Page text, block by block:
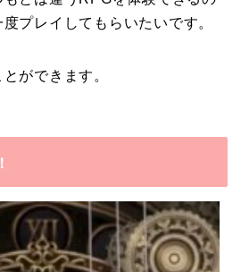
プレイしてもらいたいです。
ができます。